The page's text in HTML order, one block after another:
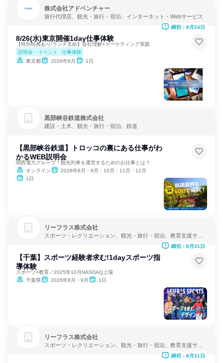
株式会社アドベンチャー
旅行代理店、観光・旅行・宿泊、インターネット・Webサービス
8/26(水)東京開催1day仕事体験
【特別特典あり/ランチ支給】会社理解×マーケティング実践
説明会・イベント
仕事体験
東京都
2026年8月 1日
締切：8月24日
黒部峡谷鉄道株式会社
建設・土木、観光・旅行・宿泊、鉄道
【黒部峡谷鉄道】トロッコの裏にある仕事がわ
かるWEB説明会
関西電力グループ！観光列車を運営するためのお仕事とは？
オンライン
2026年8月・9月・10月・11月・12月
1日
リーフラス株式会社
スポーツ・レクリエーション、観光・旅行・宿泊、教育支援サー
【千葉】スポーツ経験者求む!1dayスポーツ指
導体験
スポーツ×教育／2025年10月NASDAQ上場
千葉県
2026年8月・9月 1日
締切：8月31日
リーフラス株式会社
スポーツ・レクリエーション、観光・旅行・宿泊、教育支援サー
締切：8月31日